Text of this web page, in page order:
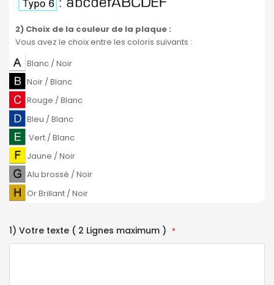
2) Choix de la couleur de la plaque :
Vous avez le choix entre les coloris suivants :
Blanc / Noir
Noir / Blanc
Rouge / Blanc
Bleu / Blanc
Vert / Blanc
Jaune / Noir
Alu brossé / Noir
Or Brillant / Noir
1) Votre texte ( 2 Lignes maximum )